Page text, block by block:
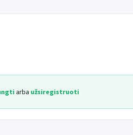
arba užsiregistruoti